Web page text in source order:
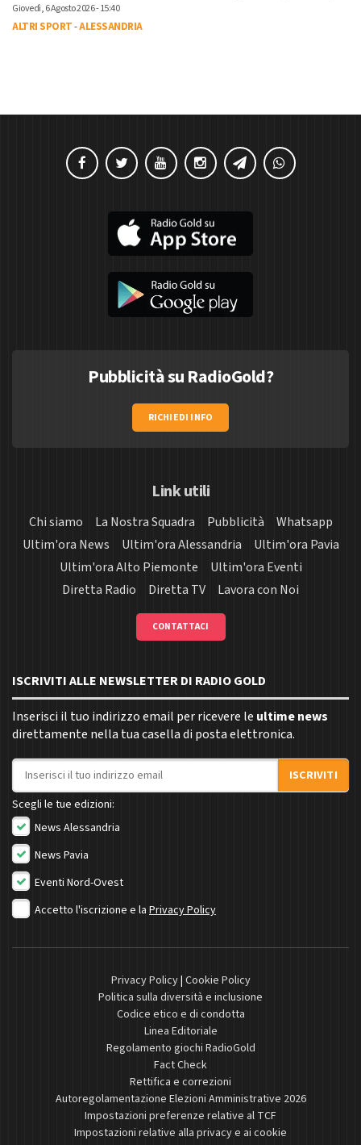
Giovedì, 6 Agosto 2026 - 15:40
ALTRI SPORT-ALESSANDRIA
Pubblicità su RadioGold?
RICHIEDI INFO
Link utili
Chi siamo La Nostra Squadra Pubblicità
Whatsapp
Ultim'ora News
Ultim'ora Alessandria
Ultim'ora Pavia
Ultim'ora Alto Piemonte
Ultim'ora Eventi
Diretta Radio
Diretta TV Lavora con Noi
CONTATTACI
ISCRIVITI ALLE NEWSLETTER DI RADIO GOLD
Inserisci il tuo indirizzo email per ricevere le ultime news
direttamente nella tua casella di posta elettronica.
Indirizzo email
ISCRIVITI
Scegli le tue edizioni:
News Alessandria
News Pavia
Eventi Nord-Ovest
Accetto l'iscrizione e la Privacy Policy
Privacy Policy| Cookie Policy
Politica sulla diversità e inclusione
Codice etico e di condotta
Linea Editoriale
Regolamento giochi RadioGold
Fact Check
Rettifica e correzioni
Autoregolamentazione Elezioni Amministrative 2026
Impostazioni preferenze relative al TCF
Impostazioni relative alla privacy e ai cookie